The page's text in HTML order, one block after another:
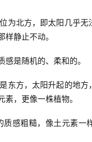
为北方，即太阳几乎
静止不动。
是随机的、柔和的。
东方，太阳升起的地
，更像一株植物。
感粗糙，像土元素一